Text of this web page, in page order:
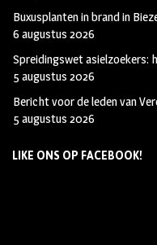
Buxusplanten in brand in
6 augustus 2026
Spreidingswet asielzoekers:
5 augustus 2026
Bericht voor de leden van
5 augustus 2026
LIKE ONS OP FACEBOOK!